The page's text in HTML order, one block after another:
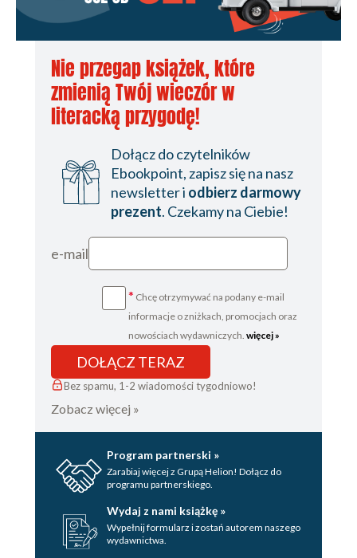
Nie przegap książek, które
zmienią Twój wieczór w
literacką przygodę!
Dołącz do czytelników
Ebookpoint, zapisz się na nasz
newsletter i odbierz darmowy
prezent. Czekamy na Ciebie!
e-mail
* Chcę otrzymywać na podany e-mail
informacje o zniżkach, promocjach oraz
nowościach wydawniczych. więcej »
DOŁĄCZ TERAZ
Bez spamu, 1-2 wiadomości tygodniowo!
Zobacz więcej »
Program partnerski »
Zarabiaj więcej z Grupą Helion! Dołącz do
programu partnerskiego.
Wydaj z nami książkę »
Wypełnij formularz i zostań autorem naszego
wydawnictwa.